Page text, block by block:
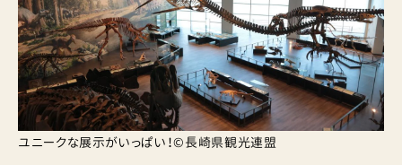
ユニークな展示がいっぱい！©長崎県観光連盟